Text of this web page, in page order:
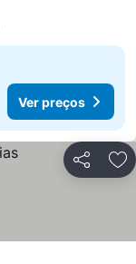
Ver preços
Partilhar